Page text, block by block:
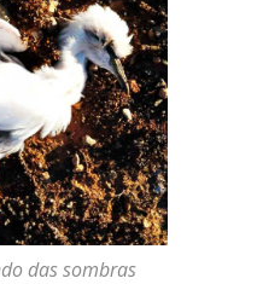
das sombras